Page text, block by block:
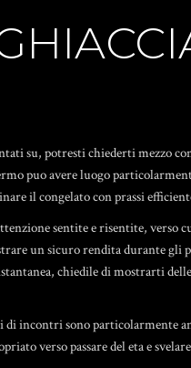
su, potresti chiederti mezzo
puo avere luogo
il congelato con prassi
sentite e risentite,
un sicuro rendita durante gli
chiedile di mostrarti
incontri sono particolarmente
verso passare del eta e